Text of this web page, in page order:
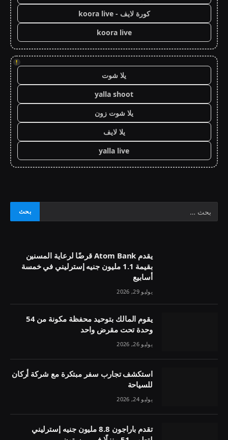
كورة لايف - koora live
koora live
!
يلا شوت
yalla shoot
يلا شوت زون
يلا لايف
yalla live
يقدم Atom Bank قرضًا لرعاية المسنين
بقيمة 1.1 مليون جنيه إسترليني في خمسة
أسابيع
يوليو 29, 2026
يقوم المالك بتوحيد محفظة مكونة من 54
وحدة تحت مقرض واحد
يوليو 26, 2026
استكشف تجارب سفر مبتكرة مع شركة أركان
للسياحة
يوليو 24, 2026
تقدم باراجون 8.8 مليون جنيه إسترليني